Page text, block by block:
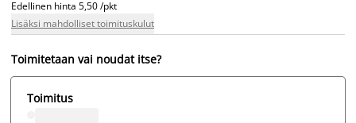
Edellinen hinta 5,50 /pkt
Lisäksi mahdolliset toimituskulut
Toimitetaan vai noudat itse?
Toimitus